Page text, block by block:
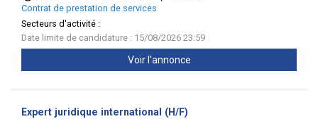
Contrat de prestation de services
Secteurs d'activité :
Date limite de candidature : 15/08/2026 23:59
Voir l'annonce
Expert juridique international (H/F)